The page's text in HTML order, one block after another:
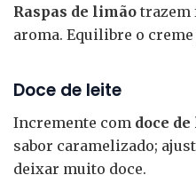
Raspas de limão trazem
aroma. Equilibre o
Doce de leite
Incremente com doce
sabor caramelizado;
deixar muito doce.